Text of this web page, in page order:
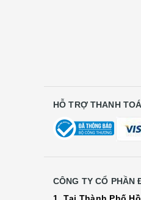
HỖ TRỢ THANH
CÔNG TY CỔ PHẦN